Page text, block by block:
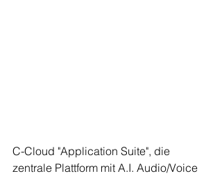
C-Cloud "Application Suite", die
zentrale Plattform mit A.I. Audio/Voice